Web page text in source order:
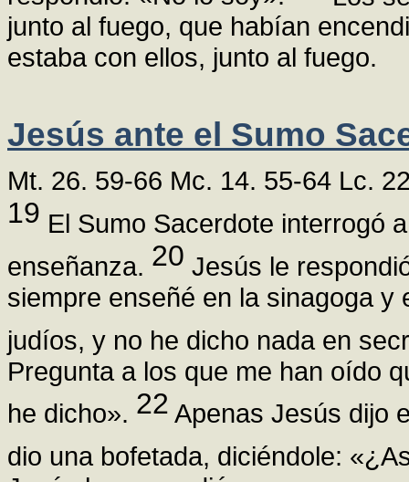
junto al fuego, que habían
estaba con ellos, junto al fuego.
Jesús ante el Sumo
Mt. 26. 59-66 Mc. 14. 55-64 Lc.
19 El Sumo Sacerdote interrogó
enseñanza. 20 Jesús le
siempre enseñé en la sinagoga y
judíos, y no he dicho nada en
Pregunta a los que me han oído
he dicho». 22 Apenas Jesús dijo
dio una bofetada, diciéndole: